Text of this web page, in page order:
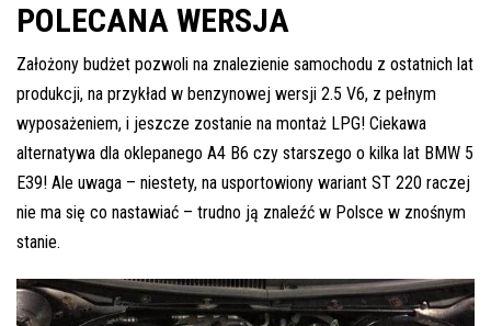
POLECANA WERSJA
Założony budżet pozwoli na znalezienie samochodu z ostatnich lat
produkcji, na przykład w benzynowej wersji 2.5 V6, z pełnym
wyposażeniem, i jeszcze zostanie na montaż LPG! Ciekawa
alternatywa dla oklepanego A4 B6 czy starszego o kilka lat BMW 5
E39! Ale uwaga – niestety, na usportowiony wariant ST 220 raczej
nie ma się co nastawiać – trudno ją znaleźć w Polsce w znośnym
stanie.